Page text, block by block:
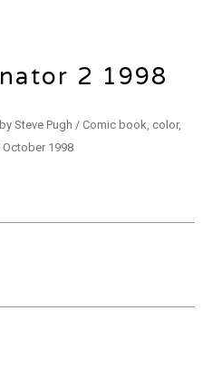
2 1998
Steve Pugh / Comic book, color,
1998